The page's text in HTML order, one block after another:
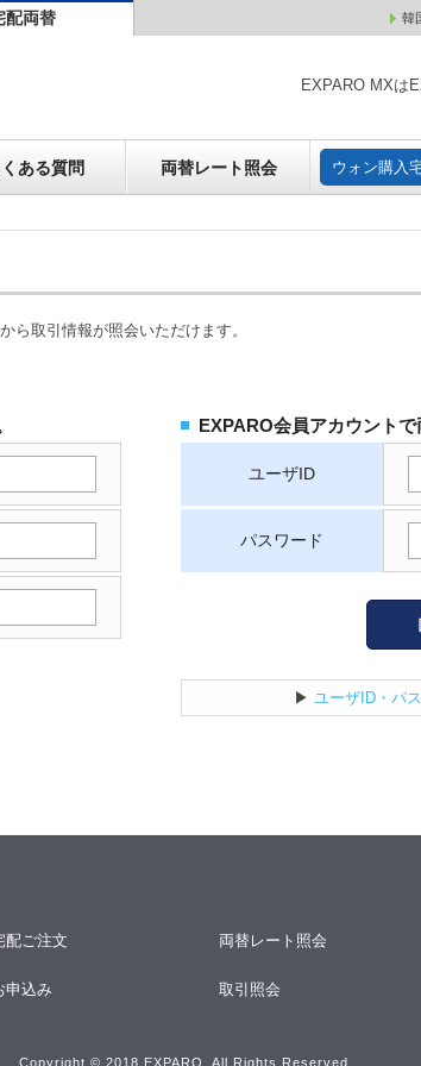
配両替 韓
EXPARO MXは
ある質問 両替レート照会 ウォン購入
売却 ウ
ら取引情報が照会いただけます。
EXPARO会員アカウント
ユーザID
パスワード
▶ ユーザID・パ
配ご注文 両替レート照会
申込み 取引照会
Copyright © 2018 EXPARO. All Rights Reserved.